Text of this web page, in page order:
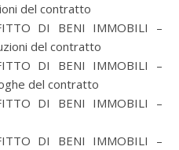
del contratto
DI BENI IMMOBILI –
del contratto
DI BENI IMMOBILI –
del contratto
DI BENI IMMOBILI –
DI BENI IMMOBILI –